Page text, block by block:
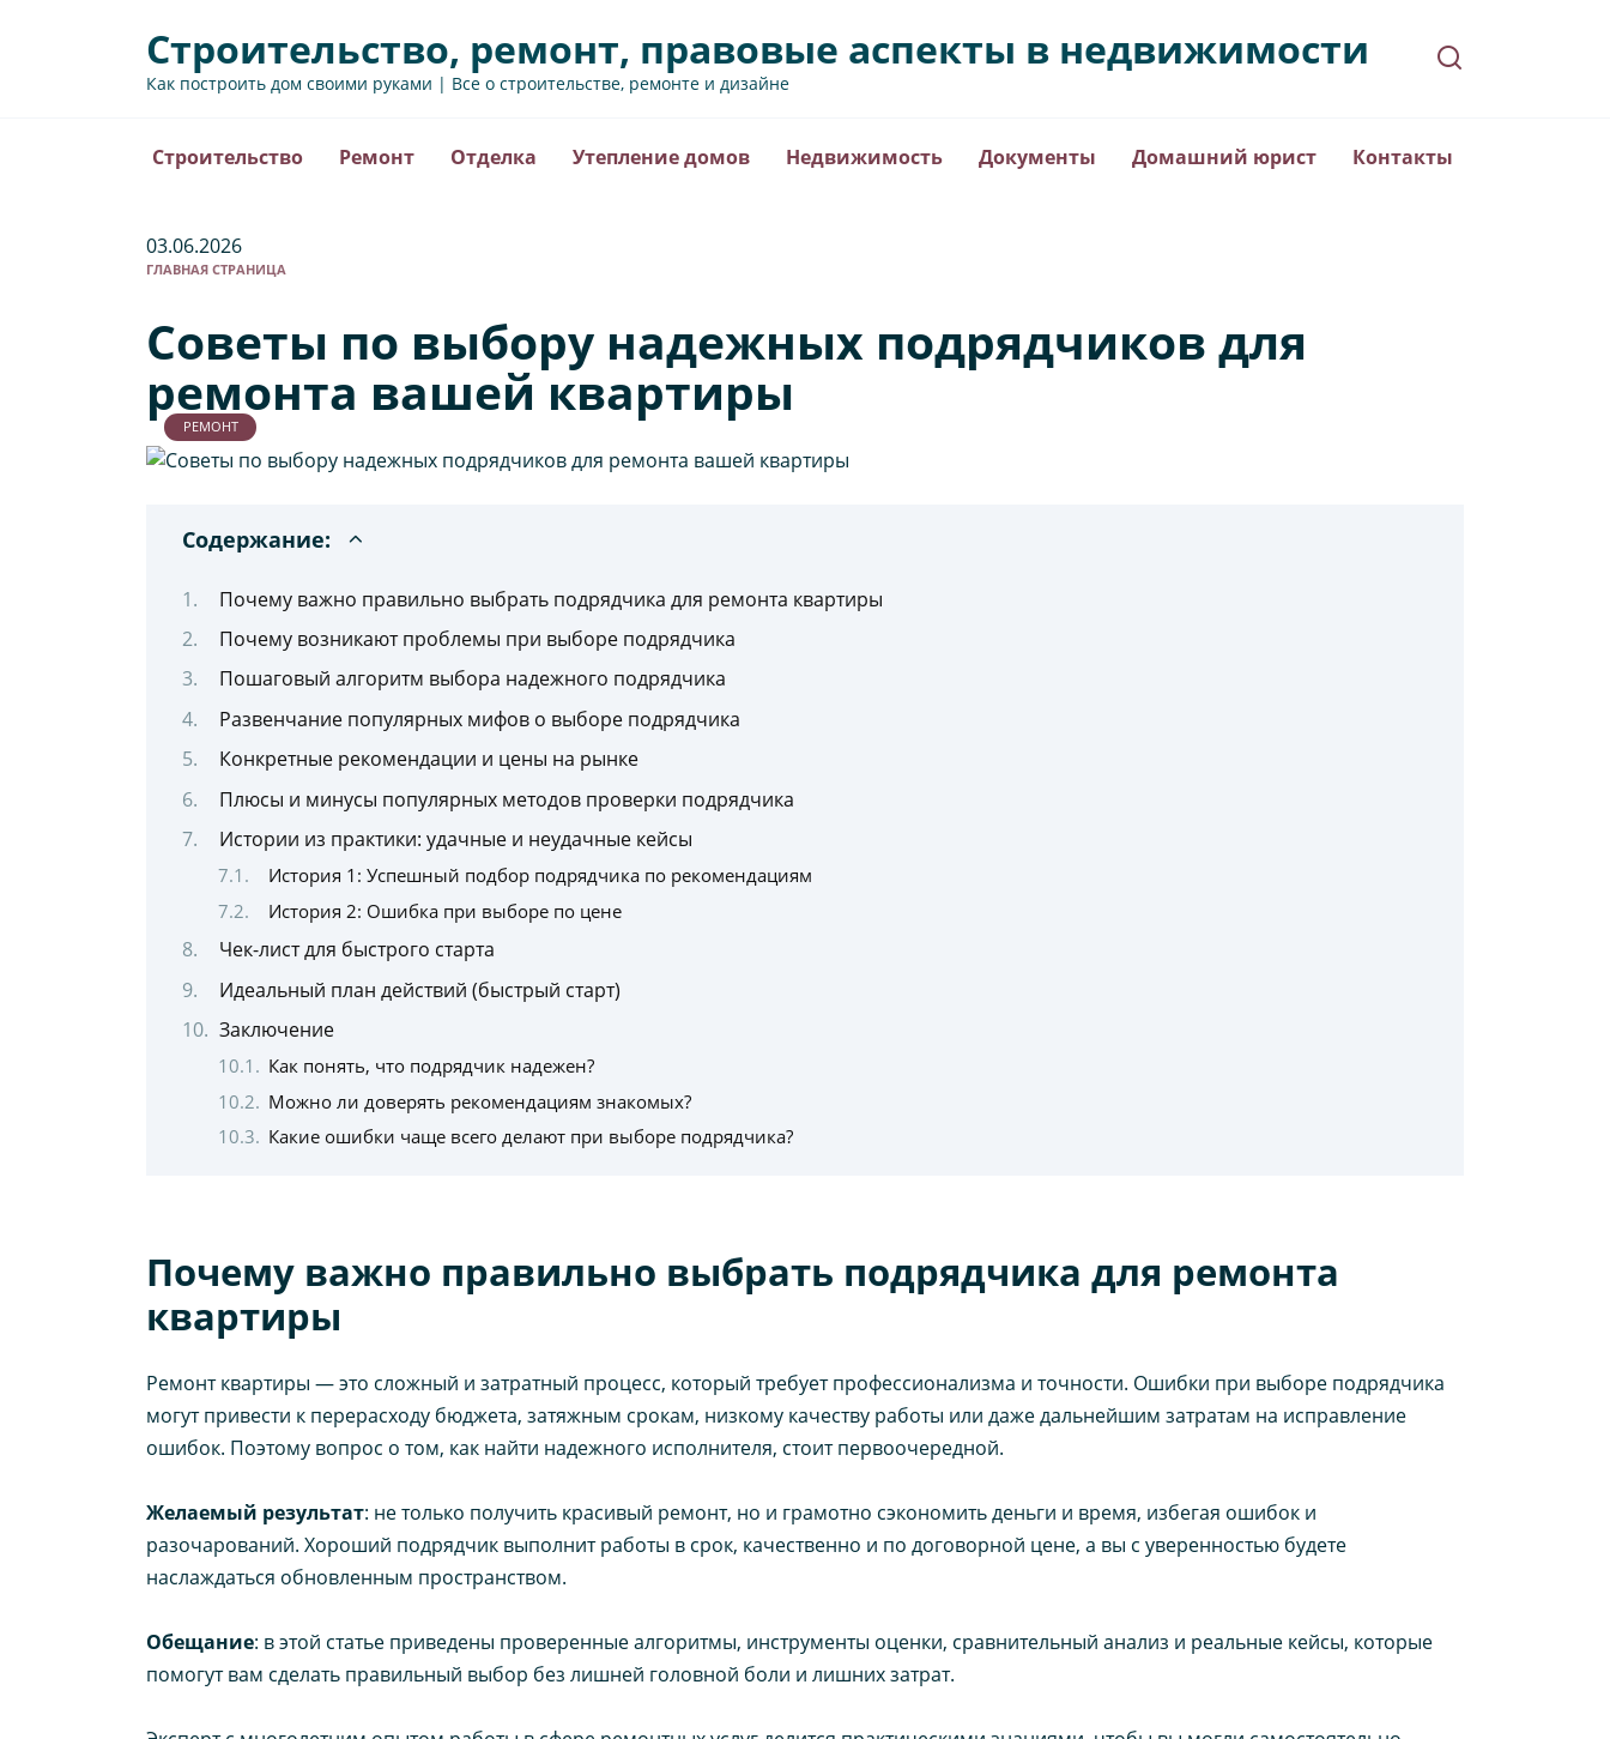
Строительство, ремонт, правовые аспекты в недвижимости
Как построить дом своими руками | Все о строительстве, ремонте и дизайне
Строительство Ремонт Отделка Утепление домов Недвижимость Документы Домашний юрист Контакты
03.06.2026
ГЛАВНАЯ СТРАНИЦА
Советы по выбору надежных подрядчиков для
ремонта вашей квартиры
РЕМОНТ
Содержание:
Почему важно правильно выбрать подрядчика для ремонта квартиры
Почему возникают проблемы при выборе подрядчика
Пошаговый алгоритм выбора надежного подрядчика
Развенчание популярных мифов о выборе подрядчика
Конкретные рекомендации и цены на рынке
Плюсы и минусы популярных методов проверки подрядчика
Истории из практики: удачные и неудачные кейсы
История 1: Успешный подбор подрядчика по рекомендациям
История 2: Ошибка при выборе по цене
Чек-лист для быстрого старта
Идеальный план действий (быстрый старт)
Заключение
Как понять, что подрядчик надежен?
Можно ли доверять рекомендациям знакомых?
Какие ошибки чаще всего делают при выборе подрядчика?
Почему важно правильно выбрать подрядчика для ремонта
квартиры
Ремонт квартиры — это сложный и затратный процесс, который требует профессионализма и точности. Ошибки при выборе подрядчика
могут привести к перерасходу бюджета, затяжным срокам, низкому качеству работы или даже дальнейшим затратам на исправление
ошибок. Поэтому вопрос о том, как найти надежного исполнителя, стоит первоочередной.
Желаемый результат: не только получить красивый ремонт, но и грамотно сэкономить деньги и время, избегая ошибок и
разочарований. Хороший подрядчик выполнит работы в срок, качественно и по договорной цене, а вы с уверенностью будете
наслаждаться обновленным пространством.
Обещание: в этой статье приведены проверенные алгоритмы, инструменты оценки, сравнительный анализ и реальные кейсы, которые
помогут вам сделать правильный выбор без лишней головной боли и лишних затрат.